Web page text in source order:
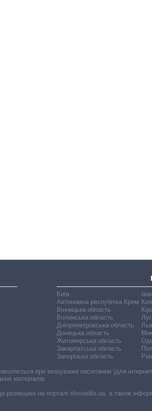
Київ
Автономна республіка Крим
Вінницька область
Волинська область
Дніпропетровська область
Донецька область
Житомирська область
Закарпатська область
Запорізька область
при вказуванні посилання (для
матеріалів.
розміщені на порталі slovoidilo.ua, а також